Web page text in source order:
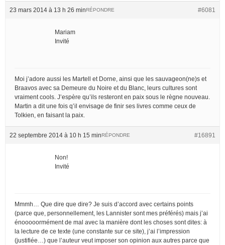
23 mars 2014 à 13 h 26 min #6081
RÉPONDRE
Mariam
Invité
Moi j’adore aussi les Martell et Dorne, ainsi que les sauvageon(ne)s et
Braavos avec sa Demeure du Noire et du Blanc, leurs cultures sont
vraiment cools. J’espère qu’ils resteront en paix sous le règne nouveau.
Martin a dit une fois q’il envisage de finir ses livres comme ceux de
Tolkien, en faisant la paix.
22 septembre 2014 à 10 h 15 min #16891
RÉPONDRE
Non!
Invité
Mmmh… Que dire que dire? Je suis d’accord avec certains points
(parce que, personnellement, les Lannister sont mes préférés) mais j’ai
énooooormément de mal avec la manière dont les choses sont dites: à
la lecture de ce texte (une constante sur ce site), j’ai l’impression
(justifiée…) que l’auteur veut imposer son opinion aux autres parce que